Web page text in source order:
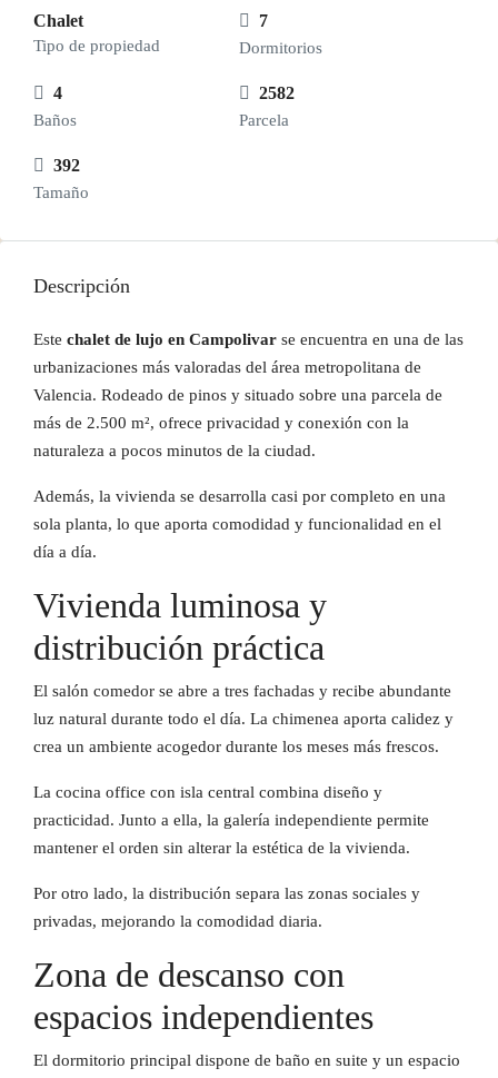
Chalet
Tipo de propiedad
7
Dormitorios
4
Baños
2582
Parcela
392
Tamaño
Descripción
Este chalet de lujo en Campolivar se encuentra en una de las
urbanizaciones más valoradas del área metropolitana de
Valencia. Rodeado de pinos y situado sobre una parcela de
más de 2.500 m², ofrece privacidad y conexión con la
naturaleza a pocos minutos de la ciudad.
Además, la vivienda se desarrolla casi por completo en una
sola planta, lo que aporta comodidad y funcionalidad en el
día a día.
Vivienda luminosa y
distribución práctica
El salón comedor se abre a tres fachadas y recibe abundante
luz natural durante todo el día. La chimenea aporta calidez y
crea un ambiente acogedor durante los meses más frescos.
La cocina office con isla central combina diseño y
practicidad. Junto a ella, la galería independiente permite
mantener el orden sin alterar la estética de la vivienda.
Por otro lado, la distribución separa las zonas sociales y
privadas, mejorando la comodidad diaria.
Zona de descanso con
espacios independientes
El dormitorio principal dispone de baño en suite y un espacio